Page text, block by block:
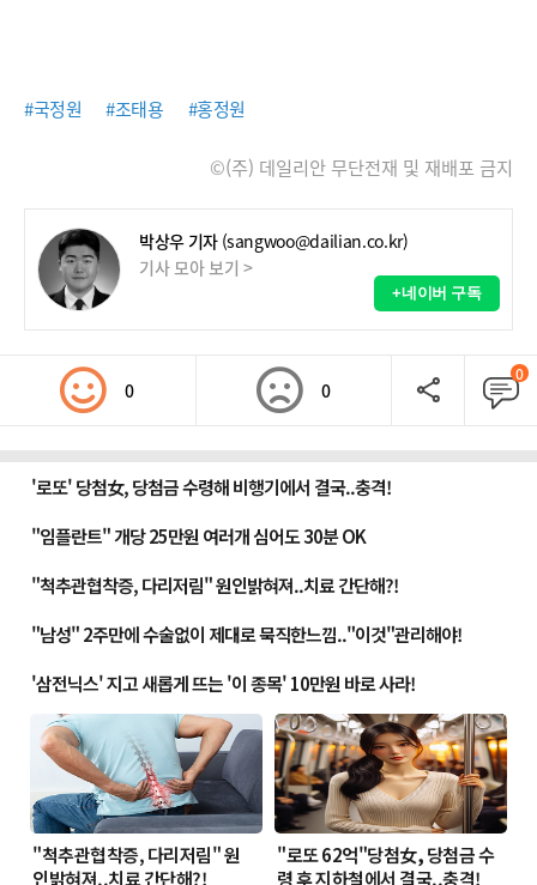
#국정원 #조태용 #홍정원
©(주) 데일리안 무단전재 및 재배포 금지
박상우 기자 (sangwoo@dailian.co.kr)
기사 모아 보기 >
+네이버 구독
0 0
0